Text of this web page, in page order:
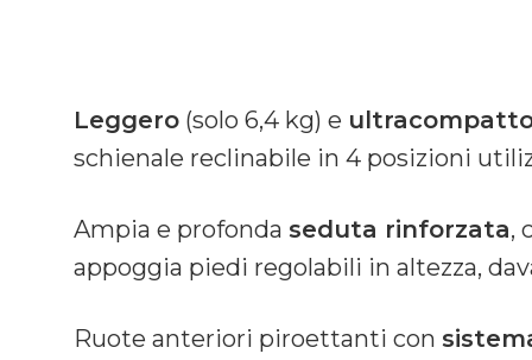
Leggero (solo 6,4 kg) e
schienale reclinabile in 4 posizioni
Ampia e profonda seduta rinforzata,
appoggia piedi regolabili in altezza,
Ruote anteriori piroettanti con